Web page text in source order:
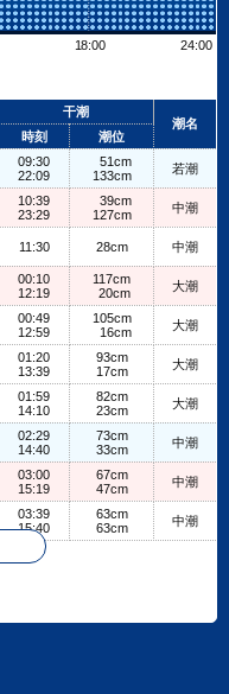
18:00 24:00
干潮
潮名
時刻 潮位
09:30
22:09
51cm
133cm
若潮
10:39
23:29
39cm
127cm
中潮
11:30 28cm 中潮
00:10
12:19
117cm
20cm
大潮
00:49
12:59
105cm
16cm
大潮
01:20
13:39
93cm
17cm
大潮
01:59
14:10
82cm
23cm
大潮
02:29
14:40
73cm
33cm
中潮
03:00
15:19
67cm
47cm
中潮
03:39
15:40
63cm
63cm
中潮